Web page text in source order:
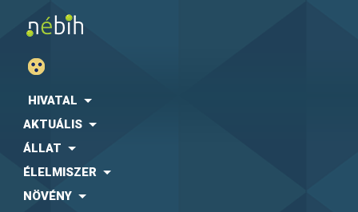
HIVATAL
AKTUÁLIS
ÁLLAT
ÉLELMISZER
NÖVÉNY